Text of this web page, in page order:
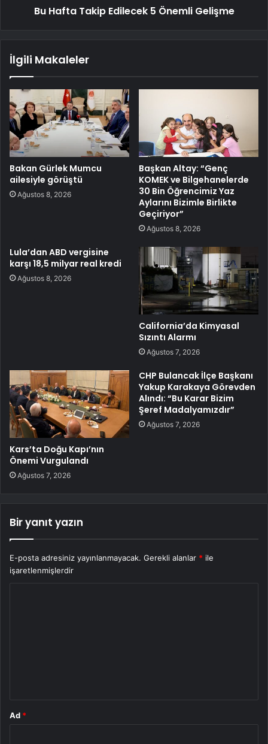
Bu Hafta Takip Edilecek 5 Önemli Gelişme
İlgili Makaleler
Bakan Gürlek Mumcu
ailesiyle görüştü
Ağustos 8, 2026
Başkan Altay: “Genç
KOMEK ve Bilgehanelerde
30 Bin Öğrencimiz Yaz
Aylarını Bizimle Birlikte
Geçiriyor”
Ağustos 8, 2026
Lula’dan ABD vergisine
karşı 18,5 milyar real kredi
Ağustos 8, 2026
California’da Kimyasal
Sızıntı Alarmı
Ağustos 7, 2026
Kars’ta Doğu Kapı’nın
Önemi Vurgulandı
Ağustos 7, 2026
CHP Bulancak İlçe Başkanı
Yakup Karakaya Görevden
Alındı: “Bu Karar Bizim
Şeref Madalyamızdır”
Ağustos 7, 2026
Bir yanıt yazın
E-posta adresiniz yayınlanmayacak. Gerekli alanlar * ile
işaretlenmişlerdir
Ad *